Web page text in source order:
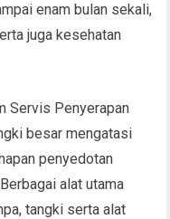
enam bulan sekali,
juga kesehatan
Servis Penyerapan
besar mengatasi
penyedotan
alat utama
tangki serta alat